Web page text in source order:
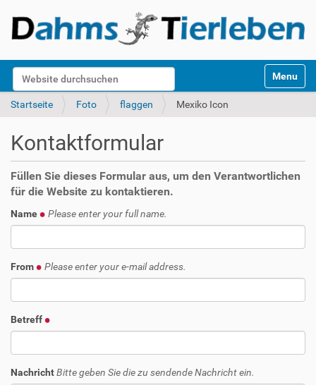
Website durchsuchen
k
Toggle
Startseite Foto flaggen Mexiko Icon
Kontaktformular
Füllen Sie dieses Formular aus, um den Verantwortlichen
für die Website zu kontaktieren.
Name Please enter your full name.
From Please enter your e-mail address.
Betreff
NachrichtBitte geben Sie die zu sendende Nachricht ein.